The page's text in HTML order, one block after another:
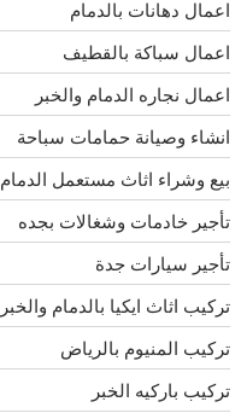
اعمال دهانات بالدمام
اعمال سباكة بالقطيف
اعمال نجاره الدمام والخبر
انشاء وصيانة حمامات سباحة
بيع وشراء اثاث مستعمل الدمام
تأجير خادمات وشغالات بجده
تأجير سيارات جدة
تركيب اثاث ايكيا بالدمام والخبر
تركيب المنيوم بالرياض
تركيب باركيه الخبر